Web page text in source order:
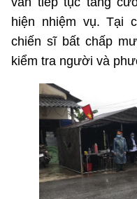
hiện nhiệm vụ. Tại
chiến sĩ bất chấp
kiểm tra người và